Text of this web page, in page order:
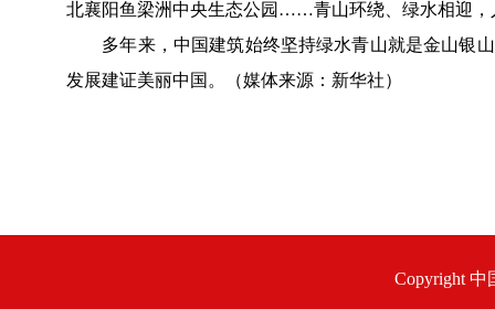
北襄阳鱼梁洲中央生态公园……青山环绕、绿水相迎
多年来，中国建筑始终坚持绿水青山就是金山银山
发展建证美丽中国。（媒体来源：新华社）
Copyright 中